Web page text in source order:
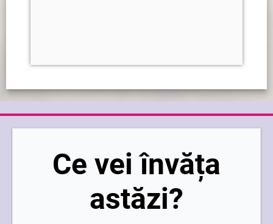
Ce vei învăța
astăzi?